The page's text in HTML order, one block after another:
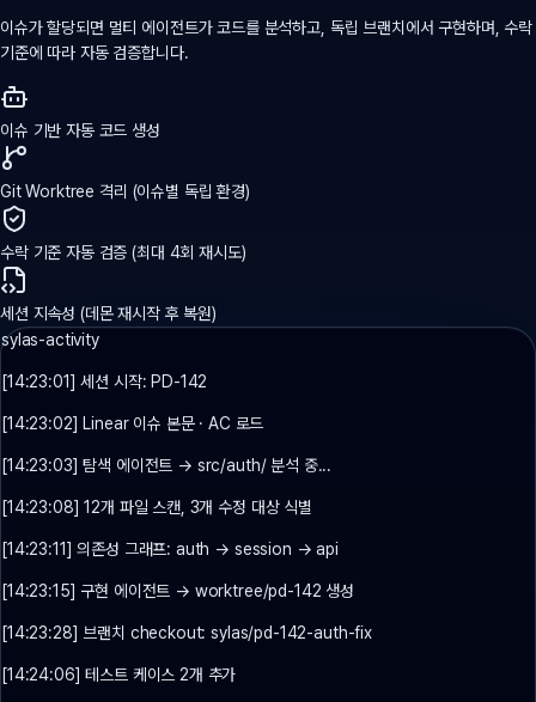
이슈가 할당되면 멀티 에이전트가 코드를 분석하고, 독립 브랜치에서 구현하며, 수락
기준에 따라 자동 검증합니다.
이슈 기반 자동 코드 생성
Git Worktree 격리 (이슈별 독립 환경)
수락 기준 자동 검증 (최대 4회 재시도)
세션 지속성 (데몬 재시작 후 복원)
sylas-activity
[14:23:01] 세션 시작: PD-142
[14:23:02] Linear 이슈 본문 · AC 로드
[14:23:03] 탐색 에이전트 → src/auth/ 분석 중...
[14:23:08] 12개 파일 스캔, 3개 수정 대상 식별
[14:23:11] 의존성 그래프: auth → session → api
[14:23:15] 구현 에이전트 → worktree/pd-142 생성
[14:23:28] 브랜치 checkout: sylas/pd-142-auth-fix
[14:24:06] 테스트 케이스 2개 추가